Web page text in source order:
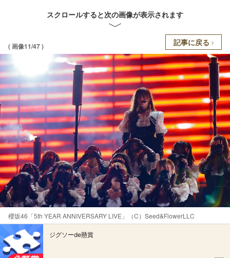
スクロールすると次の画像が表示されます
( 画像11/47 ) 記事に戻る
櫻坂46「5th YEAR ANNIVERSARY LIVE」（C）Seed&FlowerLLC
ジグソーde懸賞